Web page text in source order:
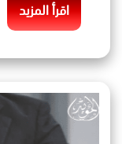
اقرأ المزيد